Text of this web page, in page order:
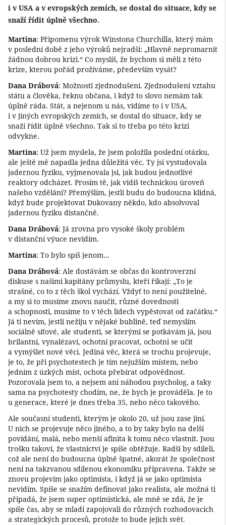
i v USA a v evropských zemích, se dostal do situace, kdy se
snaží řídit úplně všechno.
Martina: Připomenu výrok Winstona Churchilla, který mám
v poslední době z jeho výroků nejradši: „Hlavně nepromarnit
žádnou dobrou krizi.“ Co myslíš, že bychom si měli z této
krize, kterou pořád prožíváme, především vysát?
Dana Drábová: Možnosti zjednodušení. Zjednodušení vztahu
státu a člověka, řeknu občana, i když to slovo nemám tak
úplně ráda. Stát, a nejenom u nás, vidíme to i v USA,
i v jiných evropských zemích, se dostal do situace, kdy se
snaží řídit úplně všechno. Tak si to třeba po této krizi
odvykne.
Martina: Už jsem myslela, že jsem položila poslední otázku,
ale ještě mě napadla jedna důležitá věc. Ty jsi vystudovala
jadernou fyziku, vyjmenovala jsi, jak budou jednotlivé
reaktory odcházet. Prosím tě, jak vidíš technickou úroveň
našeho vzdělání? Přemýšlím, jestli budu do budoucna klidná,
když bude projektovat Dukovany někdo, kdo absolvoval
jadernou fyziku distančně.
Dana Drábová: Já zrovna pro vysoké školy problém
v distanční výuce nevidím.
Martina: To bylo spíš jenom…
Dana Drábová: Ale dostávám se občas do kontroverzní
diskuse s našimi kapitány průmyslu, kteří říkají: „To je
strašné, co to z těch škol vychází. Vždyť to není použitelné,
a my si to musíme znovu naučit, různé dovednosti
a schopnosti, musíme to v těch lidech vypěstovat od začátku.“
Já ti nevím, jestli nežiju v nějaké bublině, teď nemyslím
sociálně síťové, ale studenti, se kterými se potkávám já, jsou
brilantní, vynalézaví, ochotní pracovat, ochotni se učit
a vymýšlet nové věci. Jediná věc, která se trochu projevuje,
je to, že při psychotestech je tím nejužším místem, nebo
jedním z úzkých míst, ochota přebírat odpovědnost.
Pozorovala jsem to, a nejsem ani náhodou psycholog, a taky
sama na psychotesty chodím, ne, že bych je prováděla. Je to
u generace, které je dnes třeba 35, nebo něco takového.
Ale současní studenti, kterým je okolo 20, už jsou zase jiní.
U nich se projevuje něco jiného, a to by taky bylo na delší
povídání, malá, nebo menší afinita k tomu něco vlastnit. Jsou
trošku takoví, že vlastnictví je spíše obtěžuje. Radši by sdíleli,
což ale není do budoucna úplně špatné, akorát že společnost
není na takzvanou sdílenou ekonomiku připravena. Takže se
znovu projevím jako optimista, i když já se jako optimista
nevidím. Spíše se snažím definovat jako realista, ale možná ti
připadá, že jsem super optimistická, ale mně se zdá, že je
spíše čas, aby se mladí zapojovali do různých rozhodovacích
a strategických procesů, protože to bude jejich svět.